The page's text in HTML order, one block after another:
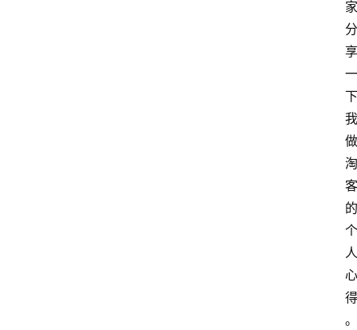
家
分
享
一
下
我
做
淘
客
的
个
人
心
得
。